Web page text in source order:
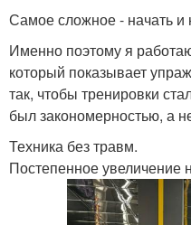
Самое сложное - начать и
Именно поэтому я
который показывает
так, чтобы тренировки
был закономерностью, а
Техника без травм.
Постепенное увеличение